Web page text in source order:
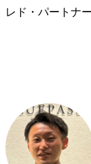
レド・パートナ